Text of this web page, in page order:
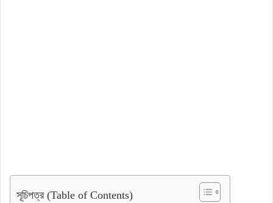
সূচিপত্র (Table of Contents)